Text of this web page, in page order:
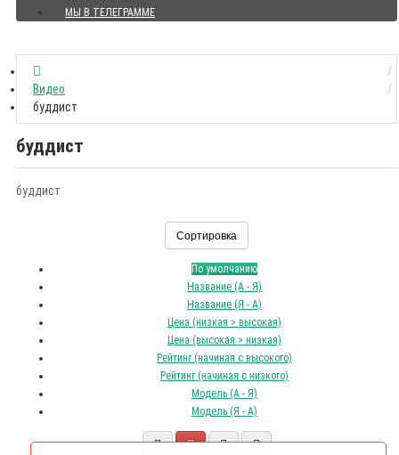
МЫ В ТЕЛЕГРАММЕ
Видео
буддист
буддист
буддист
Сортировка
По умолчанию
Название (А - Я)
Название (Я - А)
Цена (низкая > высокая)
Цена (высокая > низкая)
Рейтинг (начиная с высокого)
Рейтинг (начиная с низкого)
Модель (А - Я)
Модель (Я - А)